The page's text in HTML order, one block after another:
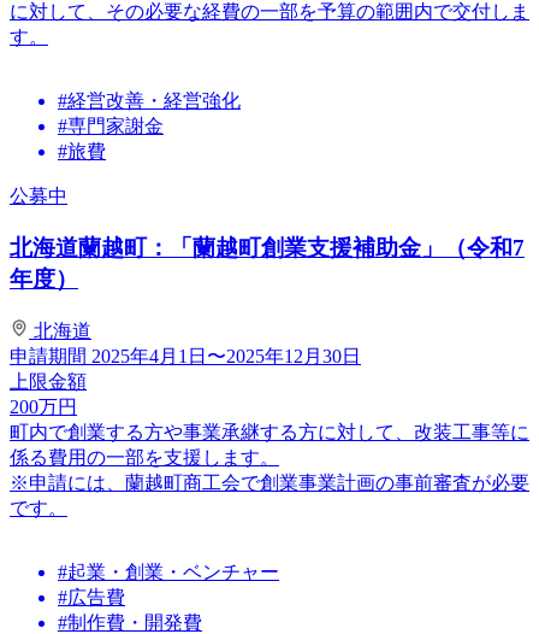
に対して、その必要な経費の一部を予算の範囲内で交付しま
す。
#経営改善・経営強化
#専門家謝金
#旅費
公募中
北海道蘭越町：「蘭越町創業支援補助金」（令和7
年度）
北海道
申請期間 2025年4月1日〜2025年12月30日
上限金額
200万円
町内で創業する方や事業承継する方に対して、改装工事等に
係る費用の一部を支援します。
※申請には、蘭越町商工会で創業事業計画の事前審査が必要
です。
#起業・創業・ベンチャー
#広告費
#制作費・開発費